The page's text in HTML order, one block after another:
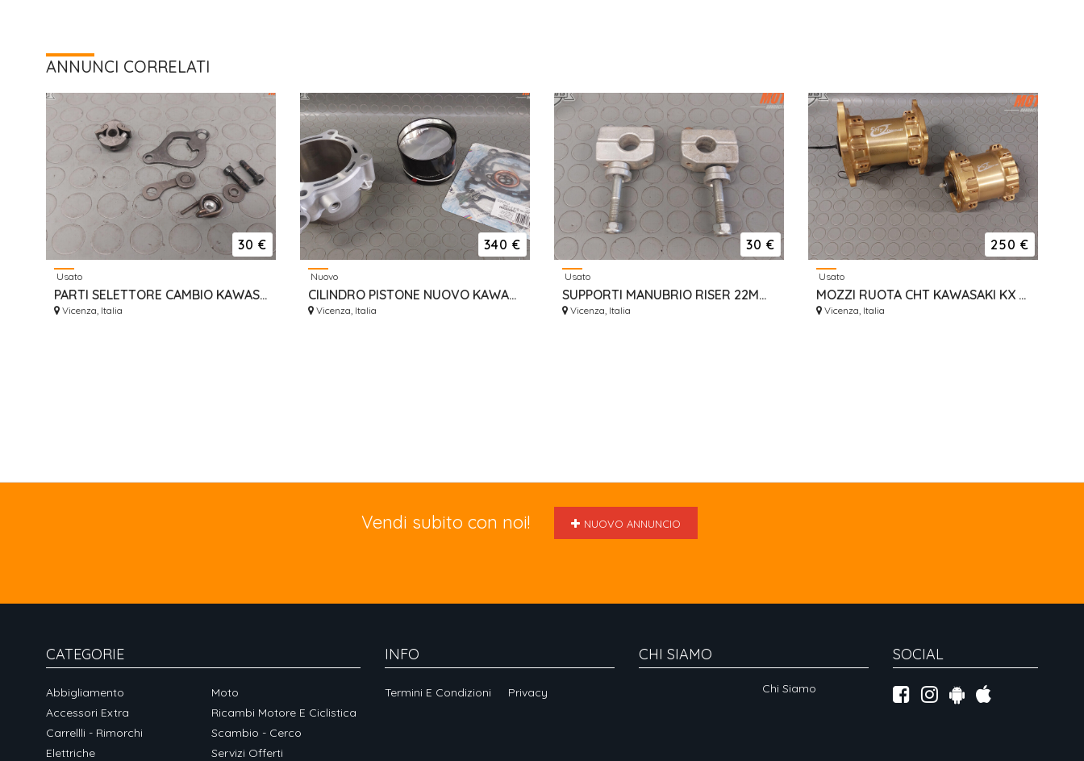
ANNUNCI CORRELATI
30 €
Usato
PARTI SELETTORE CAMBIO KAWASAKI KXF 250 2009-2016
Vicenza, Italia
340 €
Nuovo
CILINDRO PISTONE NUOVO KAWASAKI KXF 490 450 2009-2014 MAGGIORATO
Vicenza, Italia
30 €
Usato
SUPPORTI MANUBRIO RISER 22MM PER MODELLI EPOCA
Vicenza, Italia
250 €
Usato
MOZZI RUOTA CHT KAWASAKI KX PERNO 20-20 ORO MOTARD
Vicenza, Italia
Vendi subito con noi! NUOVO ANNUNCIO
CATEGORIE
Abbigliamento
Accessori Extra
Carrellli - Rimorchi
Elettriche
Moto
Ricambi Motore E Ciclistica
Scambio - Cerco
Servizi Offerti
INFO
Termini E Condizioni Privacy
CHI SIAMO
Chi Siamo
SOCIAL